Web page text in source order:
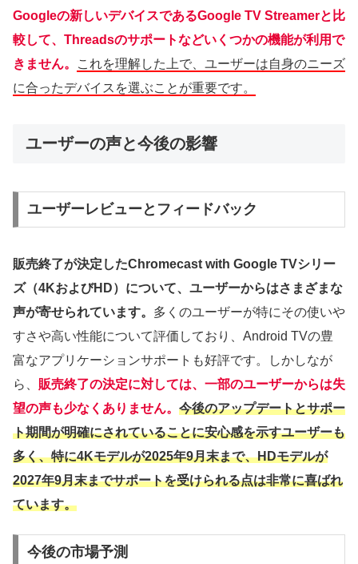
Googleの新しいデバイスであるGoogle TV Streamerと比
較して、Threadsのサポートなどいくつかの機能が利用で
きません。
これを理解した上で、ユーザーは自身のニーズ
に合ったデバイスを選ぶことが重要です。
ユーザーの声と今後の影響
ユーザーレビューとフィードバック
販売終了が決定したChromecast with Google TVシリー
ズ（4KおよびHD）について、ユーザーからはさまざまな
声が寄せられています。 多くのユーザーが特にその使いや
すさや高い性能について評価しており、Android TVの豊
富なアプリケーションサポートも好評です。しかしなが
ら、 販売終了の決定に対しては、一部のユーザーからは失
望の声も少なくありません。 今後のアップデートとサポー
ト期間が明確にされていることに安心感を示すユーザーも
多く、特に4Kモデルが2025年9月末まで、HDモデルが
2027年9月末までサポートを受けられる点は非常に喜ばれ
ています。
今後の市場予測